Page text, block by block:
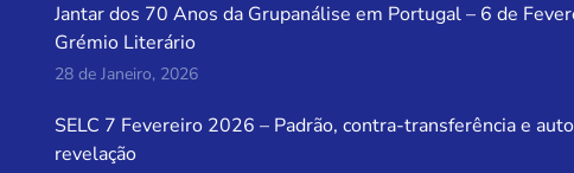
Jantar dos 70 Anos da Grupanálise em Portugal – 6 de
Grémio Literário
28 de Janeiro, 2026
SELC 7 Fevereiro 2026 – Padrão, contra-transferência e
revelação